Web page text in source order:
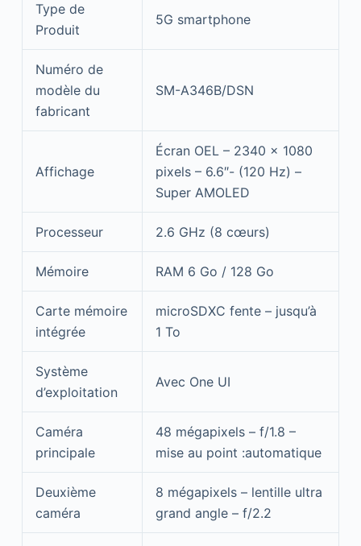
Type de
Produit
5G smartphone
Numéro de
modèle du
fabricant
SM-A346B/DSN
Affichage
Écran OEL – 2340 x 1080
pixels – 6.6″- (120 Hz) –
Super AMOLED
Processeur 2.6 GHz (8 cœurs)
Mémoire RAM 6 Go / 128 Go
Carte mémoire
intégrée
microSDXC fente – jusqu’à
1 To
Système
d’exploitation
Avec One UI
Caméra
principale
48 mégapixels – f/1.8 –
mise au point :automatique
Deuxième
caméra
8 mégapixels – lentille ultra
grand angle – f/2.2